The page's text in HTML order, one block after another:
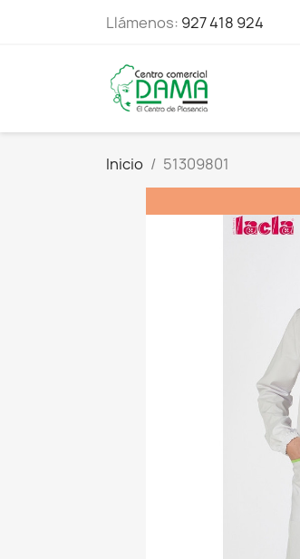
Llámenos: 927 418 924
Inicio
51309801